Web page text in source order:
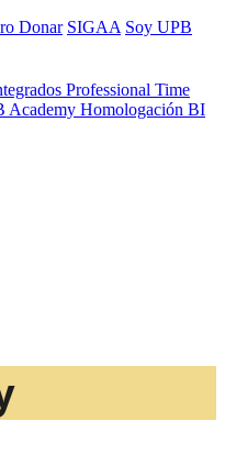
Donar SIGAA Soy UPB
Professional Time
Academy Homologación BI